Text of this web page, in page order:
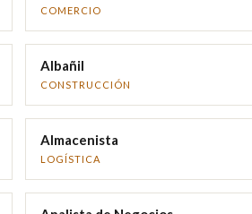
COMERCIO
Albañil
CONSTRUCCIÓN
Almacenista
LOGÍSTICA